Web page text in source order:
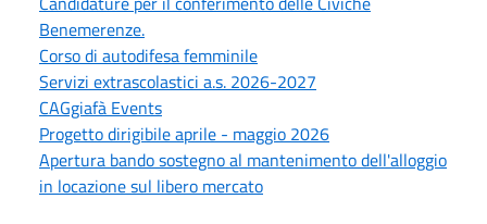
Benemerenze.
Corso di autodifesa femminile
Servizi extrascolastici a.s. 2026-2027
CAGgiafà Events
Progetto dirigibile aprile - maggio 2026
Apertura bando sostegno al mantenimento dell'alloggio
in locazione sul libero mercato